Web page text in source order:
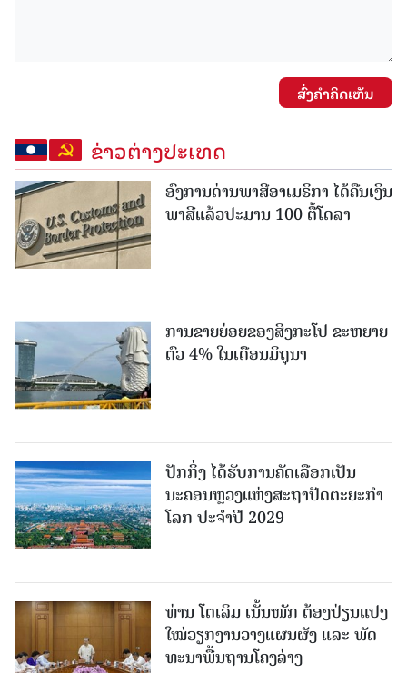
ສົ່ງຄໍາຄິດເຫັນ
ຂ່າວຕ່າງປະເທດ
ອົງການດ່ານພາສີອາເມຣິກາ ໄດ້ຄືນເງິນ
ພາສີແລ້ວປະມານ 100 ຕື້ໂດລາ
ການຂາຍຍ່ອຍຂອງສິງກະໂປ ຂະຫຍາຍ
ຕົວ 4% ໃນເດືອນມິຖຸນາ
ປັກກິ່ງ ໄດ້ຮັບການຄັດເລືອກເປັນ
ນະຄອນຫຼວງແຫ່ງສະຖາປັດຕະຍະກຳ
ໂລກ ປະຈຳປີ 2029
ທ່ານ ໂຕ​ເລິມ ເນັ້ນໜັກ ຕ້ອງ​ປ່ຽນ​ແປງ​
ໃໝ່​ວຽກ​ງານ​ວາງ​ແຜນ​ຜັງ ແລະ ​ພັດ​
ທະ​ນາ​ພື້ນ​ຖານ​ໂຄງ​ລ່າງ